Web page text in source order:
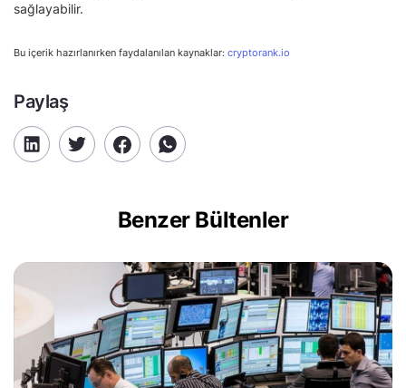
sağlayabilir.
Bu içerik hazırlanırken faydalanılan kaynaklar: cryptorank.io
Paylaş
Benzer Bültenler